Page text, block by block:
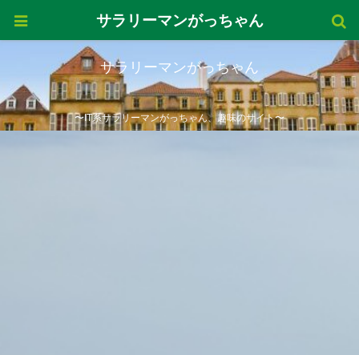
サラリーマンがっちゃん
〜IT系サラリーマンがっちゃん、趣味のサイト〜
サラリーマンがっちゃん